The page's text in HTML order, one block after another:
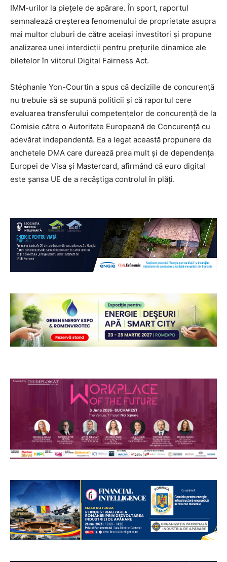
IMM-urilor la piețele de apărare. În sport, raportul
semnalează creșterea fenomenului de proprietate asupra
mai multor cluburi de către aceiași investitori și propune
analizarea unei interdicții pentru prețurile dinamice ale
biletelor în viitorul Digital Fairness Act.
Stéphanie Yon-Courtin a spus că deciziile de concurență
nu trebuie să se supună politicii și că raportul cere
evaluarea transferului competențelor de concurență de la
Comisie către o Autoritate Europeană de Concurență cu
adevărat independentă. Ea a legat această propunere de
anchetele DMA care durează prea mult și de dependența
Europei de Visa și Mastercard, afirmând că euro digital
este șansa UE de a recâștiga controlul în plăți.